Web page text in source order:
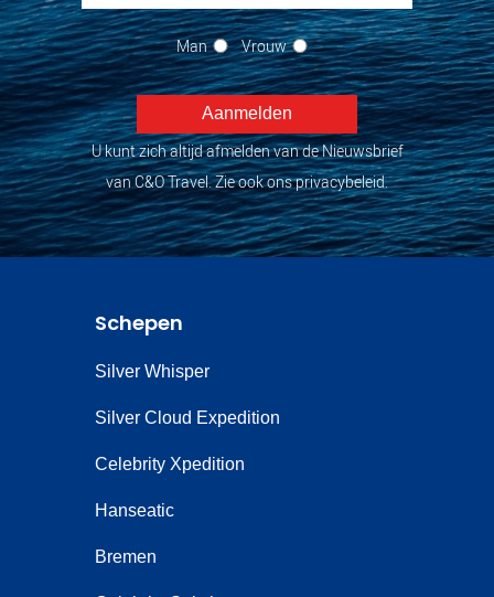
Man Vrouw
U kunt zich altijd afmelden van de Nieuwsbrief
van C&O Travel. Zie ook ons privacybeleid.
Schepen
Silver Whisper
Silver Cloud Expedition
Celebrity Xpedition
Hanseatic
Bremen